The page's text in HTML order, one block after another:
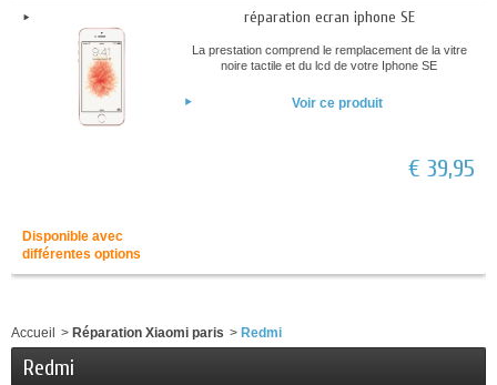
réparation ecran iphone SE
La prestation comprend le remplacement de la vitre
noire tactile et du lcd de votre Iphone SE
Voir ce produit
€ 39,95
Disponible avec
différentes options
Accueil > Réparation Xiaomi paris > Redmi
Redmi